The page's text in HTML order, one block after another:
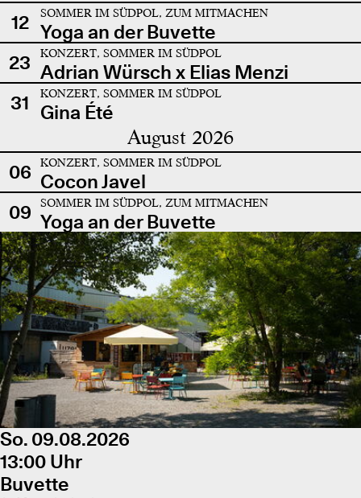
12 SOMMER IM SÜDPOL, ZUM MITMACHEN
Yoga an der Buvette
23
KONZERT, SOMMER IM SÜDPOL
Adrian Würsch x Elias Menzi
31
KONZERT, SOMMER IM SÜDPOL
Gina Été
August 2026
06 KONZERT, SOMMER IM SÜDPOL
Cocon Javel
09
SOMMER IM SÜDPOL, ZUM MITMACHEN
Yoga an der Buvette
So. 09.08.2026
13:00 Uhr
Buvette